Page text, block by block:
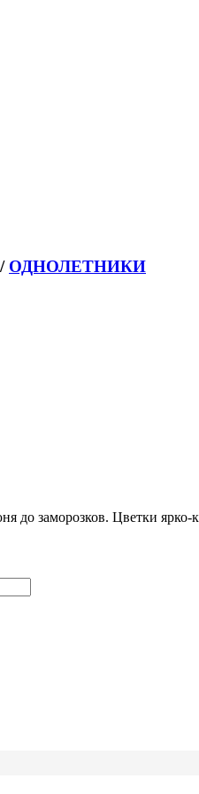
/ ОДНОЛЕТНИКИ
до заморозков. Цветки